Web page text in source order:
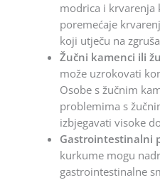
modrica i krvarenja
poremećaje
koji utječu na
Žučni kamenci ili
može uzrokovati
Osobe s žučnim
problemima s
izbjegavati visoke
Gastrointestinalni
kurkume mogu
gastrointestinalne